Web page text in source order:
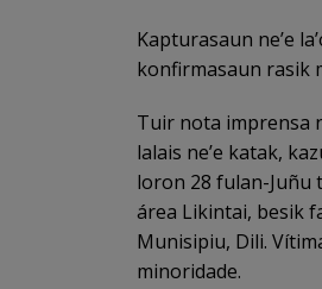
Kapturasaun ne’e
konfirmasaun rasik
Tuir nota imprensa
lalais ne’e katak,
loron 28 fulan-Juñu
área Likintai, besik
Munisipiu, Dili.
minoridade.